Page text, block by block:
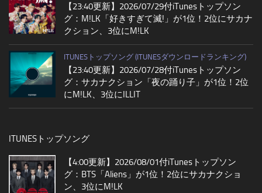
【23:40更新】2026/07/29付iTunesトップソン
グ：M!LK「好きすぎて滅!」が1位！2位にサカナ
クション、3位にM!LK
ITUNESトップソング (ITUNESダウンロードランキング)
【23:40更新】2026/07/28付iTunesトップソン
グ：サカナクション「夜の踊り子」が1位！2位
にM!LK、3位にILLIT
ITUNESトップソング
【4:00更新】2026/08/01付iTunesトップソン
グ：BTS「Aliens」が1位！2位にサカナクショ
ン、3位にM!LK